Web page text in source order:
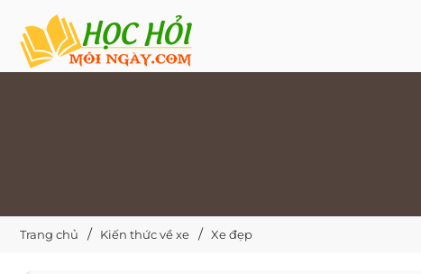
Trang chủ Kiến thức về xe Xe đẹp